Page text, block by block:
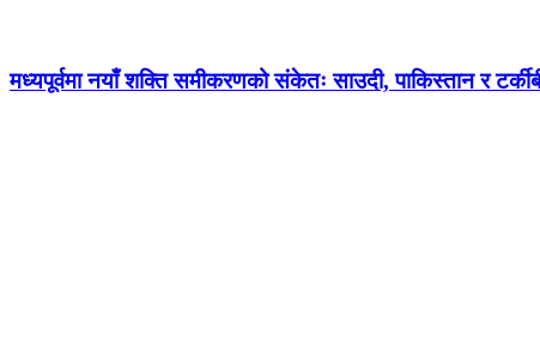
मध्यपूर्वमा नयाँ शक्ति समीकरणको संकेतः साउदी, पाकिस्तान र